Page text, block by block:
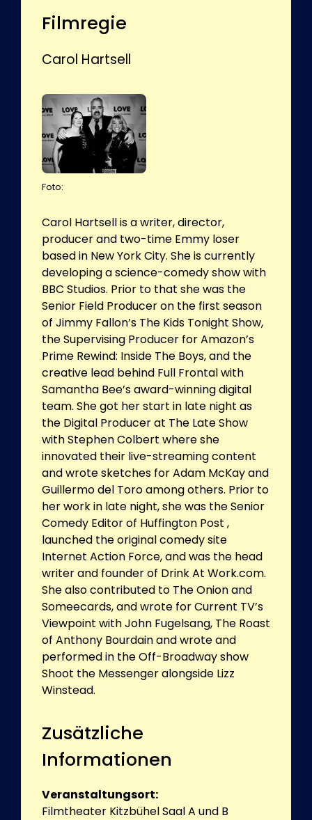
Filmregie
Carol Hartsell
Foto:
Carol Hartsell is a writer, director,
producer and two-time Emmy loser
based in New York City. She is currently
developing a science-comedy show with
BBC Studios. Prior to that she was the
Senior Field Producer on the first season
of Jimmy Fallon’s The Kids Tonight Show,
the Supervising Producer for Amazon’s
Prime Rewind: Inside The Boys, and the
creative lead behind Full Frontal with
Samantha Bee’s award-winning digital
team. She got her start in late night as
the Digital Producer at The Late Show
with Stephen Colbert where she
innovated their live-streaming content
and wrote sketches for Adam McKay and
Guillermo del Toro among others. Prior to
her work in late night, she was the Senior
Comedy Editor of Huffington Post ,
launched the original comedy site
Internet Action Force, and was the head
writer and founder of Drink At Work.com.
She also contributed to The Onion and
Someecards, and wrote for Current TV’s
Viewpoint with John Fugelsang, The Roast
of Anthony Bourdain and wrote and
performed in the Off-Broadway show
Shoot the Messenger alongside Lizz
Winstead.
Zusätzliche
Informationen
Veranstaltungsort:
Filmtheater Kitzbühel Saal A und B